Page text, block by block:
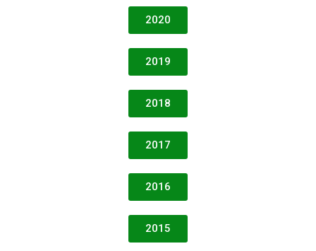
2020
2019
2018
2017
2016
2015